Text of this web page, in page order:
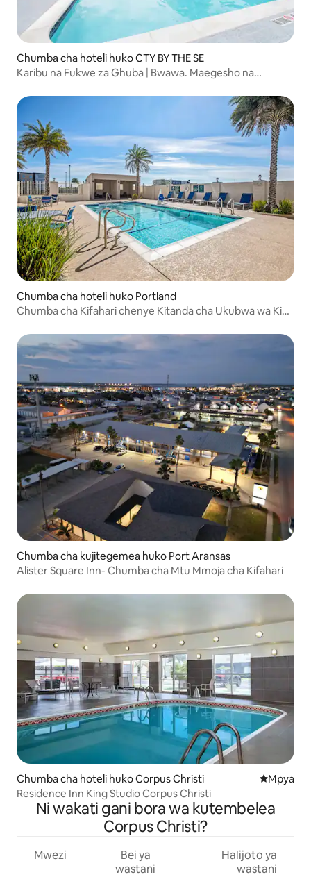
Chumba cha hoteli huko CTY BY THE SE
Karibu na Fukwe za Ghuba | Bwawa. Maegesho na
Chumba cha hoteli huko Portland
Chumba cha Kifahari chenye Kitanda cha Ukubwa wa King
Chumba cha kujitegemea huko Port Aransas
Alister Square Inn- Chumba cha Mtu Mmoja cha Kifahari
Chumba cha hoteli huko Corpus Christi Eneo jipya
Mpya
Residence Inn King Studio Corpus Christi
Ni wakati gani bora wa kutembelea
Corpus Christi?
Mwezi
Bei ya
wastani
Halijoto ya
wastani